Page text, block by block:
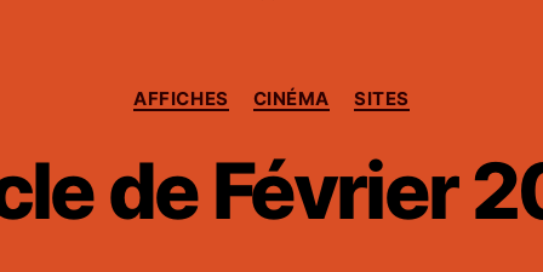
Catégories
AFFICHES CINÉMA SITES
de Février